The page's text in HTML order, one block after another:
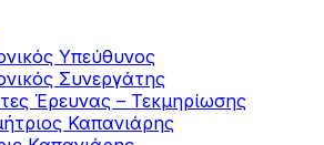
Υπεύθυνος
Συνεργάτης
Έρευνας – Τεκμηρίωσης
Καπανιάρης